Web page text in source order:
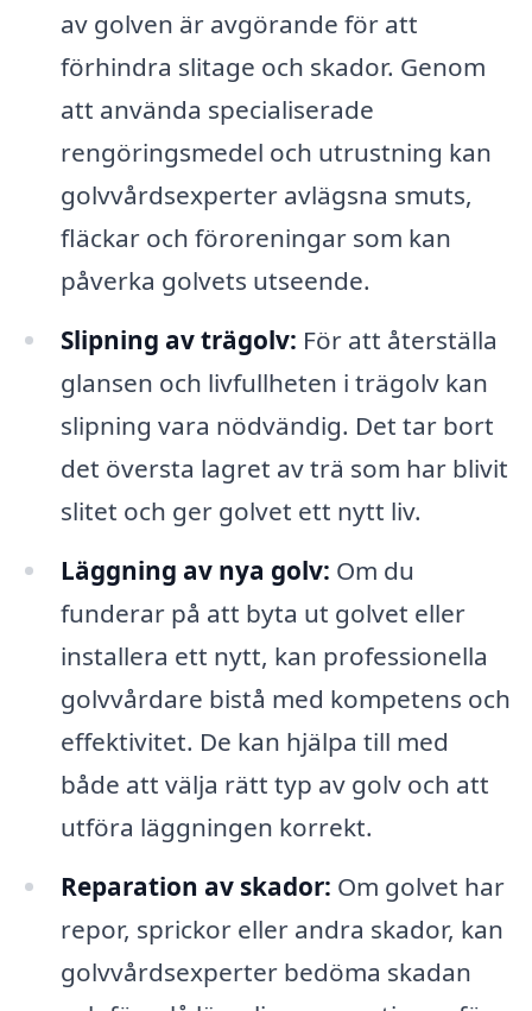
av golven är avgörande för att
förhindra slitage och skador. Genom
att använda specialiserade
rengöringsmedel och utrustning kan
golvvårdsexperter avlägsna smuts,
fläckar och föroreningar som kan
påverka golvets utseende.
Slipning av trägolv: För att återställa
glansen och livfullheten i trägolv kan
slipning vara nödvändig. Det tar bort
det översta lagret av trä som har blivit
slitet och ger golvet ett nytt liv.
Läggning av nya golv: Om du
funderar på att byta ut golvet eller
installera ett nytt, kan professionella
golvvårdare bistå med kompetens och
effektivitet. De kan hjälpa till med
både att välja rätt typ av golv och att
utföra läggningen korrekt.
Reparation av skador: Om golvet har
repor, sprickor eller andra skador, kan
golvvårdsexperter bedöma skadan